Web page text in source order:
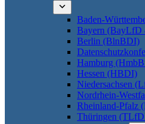
Baden-
Bayern
Berlin (BlnBDI)
Hamburg
Hessen (HBDI)
Niedersachsen
Nordrhein-
Rheinland-Pfalz
Thüringen